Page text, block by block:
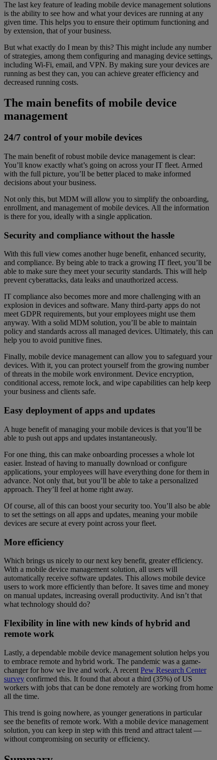
The last key feature of leading mobile device management solutions
is the ability to see how and what your devices are running at any
given time. This helps you to ensure their optimum functioning and
by extension, that of your business.
But what exactly do I mean by this? This might include any number
of strategies, among them configuring and managing device settings,
including Wi-Fi, email, and VPN. By making sure your devices are
running as best they can, you can achieve greater efficiency and
decreased running costs.
The main benefits of mobile device
management
24/7 control of your mobile devices
The main benefit of robust mobile device management is clear:
You’ll know exactly what’s going on across your IT fleet. Armed
with the full picture, you’ll be better placed to make informed
decisions about your business.
Not only this, but MDM will allow you to simplify the onboarding,
enrollment, and management of mobile devices. All the information
is there for you, ideally with a single application.
Security and compliance without the hassle
With this full view comes another huge benefit, enhanced security,
and compliance. By being able to track a growing IT fleet, you’ll be
able to make sure they meet your security standards. This will help
prevent cyberattacks, data leaks and unauthorized access.
IT compliance also becomes more and more challenging with an
explosion in devices and software. Many third-party apps do not
meet GDPR requirements, but your employees might use them
anyway. With a solid MDM solution, you’ll be able to maintain
policy and standards across all managed devices. Ultimately, this can
help you to avoid punitive fines.
Finally, mobile device management can allow you to safeguard your
devices. With it, you can protect yourself from the growing number
of threats in the mobile work environment. Device encryption,
conditional access, remote lock, and wipe capabilities can help keep
your business and clients safe.
Easy deployment of apps and updates
A huge benefit of managing your mobile devices is that you’ll be
able to push out apps and updates instantaneously.
For one thing, this can make onboarding processes a whole lot
easier. Instead of having to manually download or configure
applications, your employees will have everything done for them in
advance. Not only that, but you’ll be able to take a personalized
approach. They’ll feel at home right away.
Of course, all of this can boost your security too. You’ll also be able
to set the settings on all apps and updates, meaning your mobile
devices are secure at every point across your fleet.
More efficiency
Which brings us nicely to our next key benefit, greater efficiency.
With a mobile device management solution, all users will
automatically receive software updates. This allows mobile device
users to work more efficiently than before. It saves time and money
on manual updates, increasing overall productivity. And isn’t that
what technology should do?
Flexibility in line with new kinds of hybrid and
remote work
Lastly, a dependable mobile device management solution helps you
to embrace remote and hybrid work. The pandemic was a game-
changer for how we live and work. A recent Pew Research Center
survey confirmed this. It found that about a third (35%) of US
workers with jobs that can be done remotely are working from home
all the time.
This trend is going nowhere, as younger generations in particular
see the benefits of remote work. With a mobile device management
solution, you can keep in step with this trend and attract talent —
without compromising on security or efficiency.